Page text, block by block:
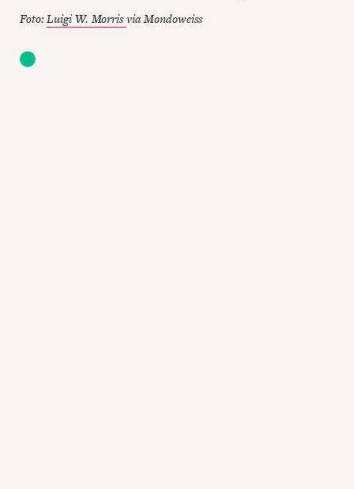
Foto:Luigi W. Morrisvia Mondoweiss